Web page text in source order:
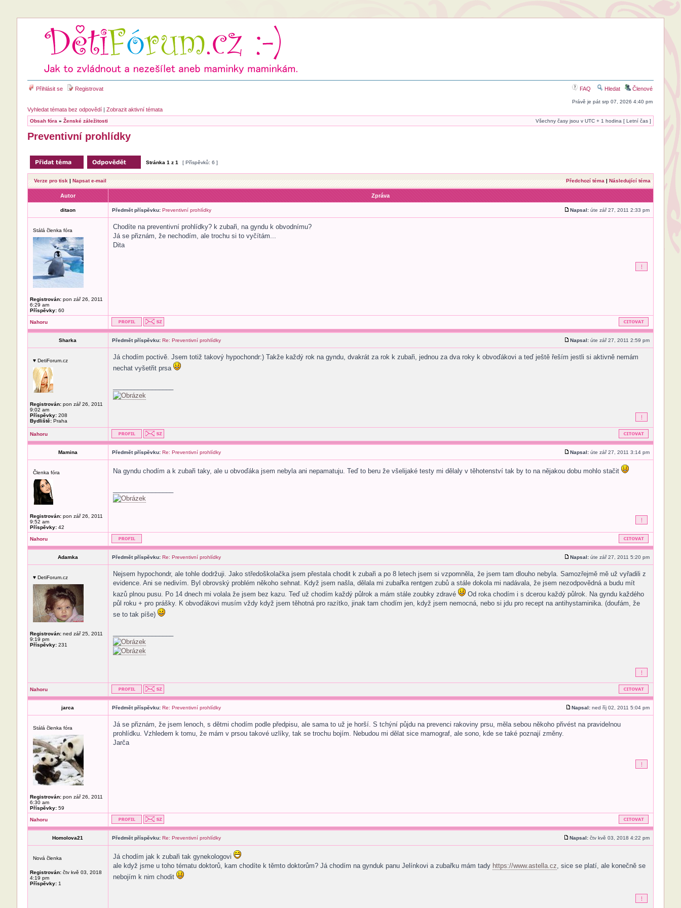
Přihlásit se Registrovat FAQ Hledat Členové
Právě je pát srp 07, 2026 4:40 pm
Vyhledat témata bez odpovědí| Zobrazit aktivní témata
Obsah fóra » Ženské záležitosti Všechny časy jsou v UTC + 1 hodina [ Letní čas ]
Preventivní prohlídky
Stránka 1 z 1 [ Příspěvků: 6 ]
Verze pro tisk | Napsat e-mail Předchozí téma | Následující téma
Autor Zpráva
ditaon Předmět příspěvku: Preventivní prohlídky Napsal:úte zář 27, 2011 2:33 pm
Stálá členka fóra
Registrován:pon zář 26, 2011
6:29 am
Příspěvky:60
Chodíte na preventivní prohlídky? k zubaři, na gyndu k obvodnímu?
Já se přiznám, že nechodím, ale trochu si to vyčítám...
Dita
Nahoru
Sharka Předmět příspěvku: Re: Preventivní prohlídky Napsal:úte zář 27, 2011 2:59 pm
♥ DetiForum.cz
Registrován:pon zář 26, 2011
9:02 am
Příspěvky:208
Bydliště:Praha
Já chodím poctivě. Jsem totiž takový hypochondr:) Takže každý rok na gyndu, dvakrát za rok k zubaři, jednou za dva roky k obvoďákovi a teď ještě řeším jestli si aktivně nemám
nechat vyšetřit prsa
Nahoru
Mamina Předmět příspěvku: Re: Preventivní prohlídky Napsal:úte zář 27, 2011 3:14 pm
Členka fóra
Registrován:pon zář 26, 2011
9:52 am
Příspěvky:42
Na gyndu chodím a k zubaři taky, ale u obvoďáka jsem nebyla ani nepamatuju. Teď to beru že všelijaké testy mi dělaly v těhotenství tak by to na nějakou dobu mohlo stačit
Nahoru
Adamka Předmět příspěvku: Re: Preventivní prohlídky Napsal:úte zář 27, 2011 5:20 pm
♥ DetiForum.cz
Registrován:ned zář 25, 2011
9:19 pm
Příspěvky:231
Nejsem hypochondr, ale tohle dodržuji. Jako středoškolačka jsem přestala chodit k zubaři a po 8 letech jsem si vzpomněla, že jsem tam dlouho nebyla. Samozřejmě mě už vyřadili z
evidence. Ani se nedivím. Byl obrovský problém někoho sehnat. Když jsem našla, dělala mi zubařka rentgen zubů a stále dokola mi nadávala, že jsem nezodpovědná a budu mít
kazů plnou pusu. Po 14 dnech mi volala že jsem bez kazu. Teď už chodím každý půlrok a mám stále zoubky zdravé
Od roka chodím i s dcerou každý půlrok. Na gyndu každého
půl roku + pro prášky. K obvoďákovi musím vždy když jsem těhotná pro razítko, jinak tam chodím jen, když jsem nemocná, nebo si jdu pro recept na antihystaminika. (doufám, že
se to tak píše)
Nahoru
jarca Předmět příspěvku: Re: Preventivní prohlídky Napsal:ned říj 02, 2011 5:04 pm
Stálá členka fóra
Registrován:pon zář 26, 2011
6:30 am
Příspěvky:59
Já se přiznám, že jsem lenoch, s dětmi chodím podle předpisu, ale sama to už je horší. S tchýní půjdu na prevenci rakoviny prsu, měla sebou někoho přivést na pravidelnou
prohlídku. Vzhledem k tomu, že mám v prsou takové uzlíky, tak se trochu bojím. Nebudou mi dělat sice mamograf, ale sono, kde se také poznají změny.
Jarča
Nahoru
Homolova21 Předmět příspěvku: Re: Preventivní prohlídky Napsal:čtv kvě 03, 2018 4:22 pm
Nová členka
Registrován:čtv kvě 03, 2018
4:19 pm
Příspěvky:1
Já chodím jak k zubaři tak gynekologovi
ale když jsme u toho tématu doktorů, kam chodíte k těmto doktorům? Já chodím na gynduk panu Jelínkovi a zubařku mám tady https://www.astella.cz, sice se platí, ale konečně se
nebojím k nim chodit